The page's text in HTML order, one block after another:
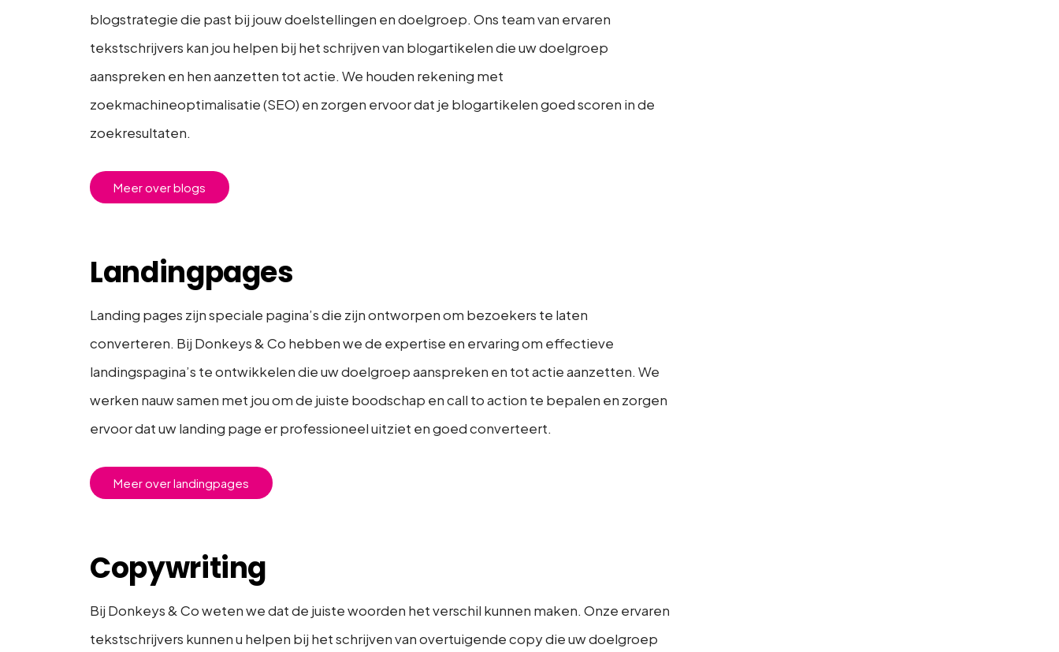
blogstrategie die past bij jouw doelstellingen en doelgroep. Ons team van ervaren
tekstschrijvers kan jou helpen bij het schrijven van blogartikelen die uw doelgroep
aanspreken en hen aanzetten tot actie. We houden rekening met
zoekmachineoptimalisatie (SEO) en zorgen ervoor dat je blogartikelen goed scoren in de
zoekresultaten.
Meer over blogs
Landingpages
Landing pages zijn speciale pagina’s die zijn ontworpen om bezoekers te laten
converteren. Bij Donkeys & Co hebben we de expertise en ervaring om effectieve
landingspagina’s te ontwikkelen die uw doelgroep aanspreken en tot actie aanzetten. We
werken nauw samen met jou om de juiste boodschap en call to action te bepalen en zorgen
ervoor dat uw landing page er professioneel uitziet en goed converteert.
Meer over landingpages
Copywriting
Bij Donkeys & Co weten we dat de juiste woorden het verschil kunnen maken. Onze ervaren
tekstschrijvers kunnen u helpen bij het schrijven van overtuigende copy die uw doelgroep